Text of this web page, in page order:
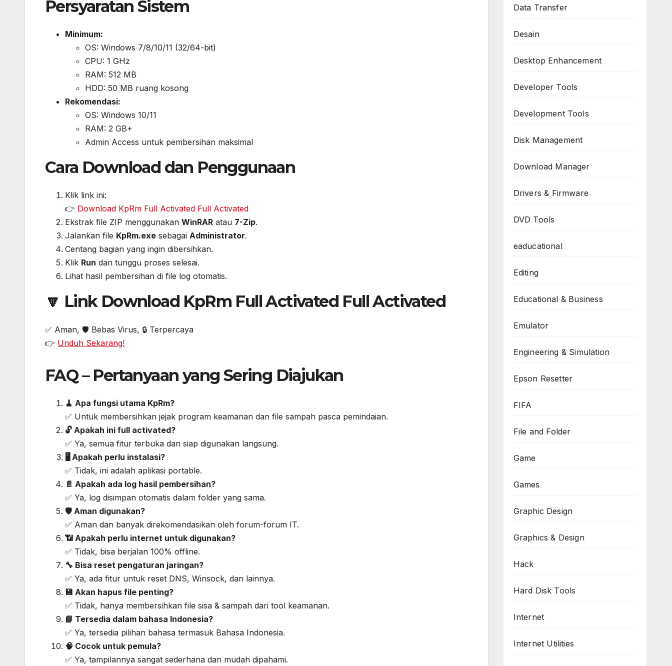
Persyaratan Sistem
Minimum:
OS: Windows 7/8/10/11 (32/64-bit)
CPU: 1 GHz
RAM: 512 MB
HDD: 50 MB ruang kosong
Rekomendasi:
OS: Windows 10/11
RAM: 2 GB+
Admin Access untuk pembersihan maksimal
Cara Download dan Penggunaan
Klik link ini:
👉 Download KpRm Full Activated Full Activated
Ekstrak file ZIP menggunakan WinRAR atau 7-Zip.
Jalankan file KpRm.exe sebagai Administrator.
Centang bagian yang ingin dibersihkan.
Klik Run dan tunggu proses selesai.
Lihat hasil pembersihan di file log otomatis.
🔽 Link Download KpRm Full Activated Full Activated
✅ Aman, 🛡️ Bebas Virus, 🔒 Terpercaya
👉 Unduh Sekarang!
FAQ – Pertanyaan yang Sering Diajukan
🧹 Apa fungsi utama KpRm?
✅ Untuk membersihkan jejak program keamanan dan file sampah pasca pemindaian.
🔓 Apakah ini full activated?
✅ Ya, semua fitur terbuka dan siap digunakan langsung.
🖥️ Apakah perlu instalasi?
✅ Tidak, ini adalah aplikasi portable.
📄 Apakah ada log hasil pembersihan?
✅ Ya, log disimpan otomatis dalam folder yang sama.
🛡️ Aman digunakan?
✅ Aman dan banyak direkomendasikan oleh forum-forum IT.
📶 Apakah perlu internet untuk digunakan?
✅ Tidak, bisa berjalan 100% offline.
🔧 Bisa reset pengaturan jaringan?
✅ Ya, ada fitur untuk reset DNS, Winsock, dan lainnya.
💾 Akan hapus file penting?
✅ Tidak, hanya membersihkan file sisa & sampah dari tool keamanan.
📘 Tersedia dalam bahasa Indonesia?
✅ Ya, tersedia pilihan bahasa termasuk Bahasa Indonesia.
🧠 Cocok untuk pemula?
✅ Ya, tampilannya sangat sederhana dan mudah dipahami.
Data Transfer
Desain
Desktop Enhancement
Developer Tools
Development Tools
Disk Management
Download Manager
Drivers & Firmware
DVD Tools
eaducational
Editing
Educational & Business
Emulator
Engineering & Simulation
Epson Resetter
FIFA
File and Folder
Game
Games
Graphic Design
Graphics & Design
Hack
Hard Disk Tools
Internet
Internet Utilities